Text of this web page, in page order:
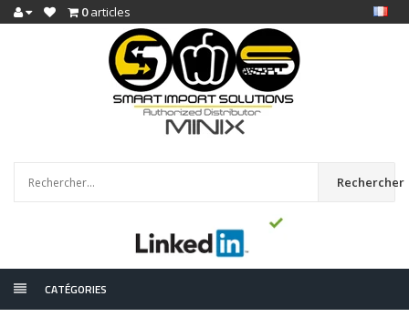
0articles
Rechercher
CATÉGORIES